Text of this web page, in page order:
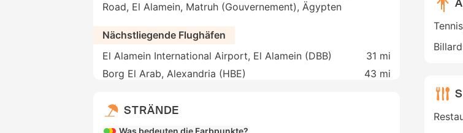
Road, El Alamein, Matruh (Gouvernement), Ägypten
Nächstliegende Flughäfen
El Alamein International Airport, El Alamein (DBB)
31 mi
Borg El Arab, Alexandria (HBE)
43 mi
STRÄNDE